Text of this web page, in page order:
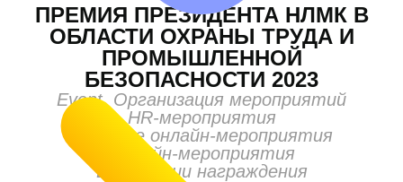
ПРЕМИЯ ПРЕЗИДЕНТА НЛМК В
ОБЛАСТИ ОХРАНЫ ТРУДА И
ПРОМЫШЛЕННОЙ
БЕЗОПАСНОСТИ 2023
Event. Организация мероприятий
HR-мероприятия
Деловые онлайн-мероприятия
Онлайн-мероприятия
Церемонии награждения